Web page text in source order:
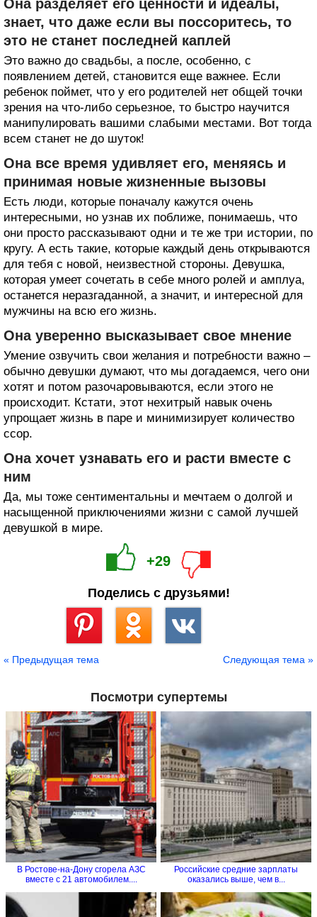
Она разделяет его ценности и идеалы,
знает, что даже если вы поссоритесь, то
это не станет последней каплей
Это важно до свадьбы, а после, особенно, с
появлением детей, становится еще важнее. Если
ребенок поймет, что у его родителей нет общей точки
зрения на что-либо серьезное, то быстро научится
манипулировать вашими слабыми местами. Вот тогда
всем станет не до шуток!
Она все время удивляет его, меняясь и
принимая новые жизненные вызовы
Есть люди, которые поначалу кажутся очень
интересными, но узнав их поближе, понимаешь, что
они просто рассказывают одни и те же три истории, по
кругу. А есть такие, которые каждый день открываются
для тебя с новой, неизвестной стороны. Девушка,
которая умеет сочетать в себе много ролей и амплуа,
останется неразгаданной, а значит, и интересной для
мужчины на всю его жизнь.
Она уверенно высказывает свое мнение
Умение озвучить свои желания и потребности важно –
обычно девушки думают, что мы догадаемся, чего они
хотят и потом разочаровываются, если этого не
происходит. Кстати, этот нехитрый навык очень
упрощает жизнь в паре и минимизирует количество
ссор.
Она хочет узнавать его и расти вместе с
ним
Да, мы тоже сентиментальны и мечтаем о долгой и
насыщенной приключениями жизни с самой лучшей
девушкой в мире.
+29
Поделись с друзьями!
« Предыдущая тема Следующая тема »
Посмотри супертемы
В Ростове-на-Дону сгорела АЗС
вместе с 21 автомобилем....
Российские средние зарплаты
оказались выше, чем в...